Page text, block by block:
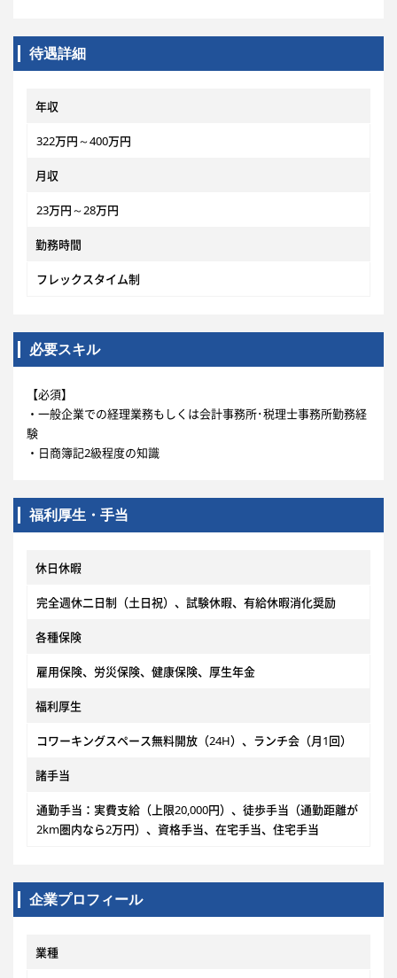
待遇詳細
年収
322万円～400万円
月収
23万円～28万円
勤務時間
フレックスタイム制
必要スキル
【必須】
・一般企業での経理業務もしくは会計事務所･税理士事務所勤務経
験
・日商簿記2級程度の知識
福利厚生・手当
休日休暇
完全週休二日制（土日祝）、試験休暇、有給休暇消化奨励
各種保険
雇用保険、労災保険、健康保険、厚生年金
福利厚生
コワーキングスペース無料開放（24H）、ランチ会（月1回）
諸手当
通勤手当：実費支給（上限20,000円）、徒歩手当（通勤距離が
2km圏内なら2万円）、資格手当、在宅手当、住宅手当
企業プロフィール
業種